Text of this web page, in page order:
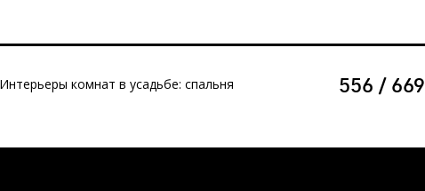
Интерьеры комнат в усадьбе: спальня 556 / 669